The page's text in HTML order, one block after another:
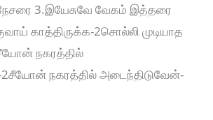
3.இயேசுவே வேகம் இத்தரை
காத்திருக்க-2சொல்லி முடியாத
நகரத்தில்
நகரத்தில் அடைந்திடுவேன்-